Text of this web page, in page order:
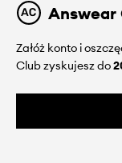
Answear
Załóż konto i
Club zyskujesz do